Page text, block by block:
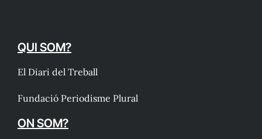
QUI SOM?
El Diari del Treball
Fundació Periodisme Plural
ON SOM?